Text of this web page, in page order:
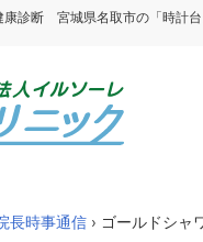
診断 宮城県名取市の「時計台
長時事通信 › ゴールドシャ